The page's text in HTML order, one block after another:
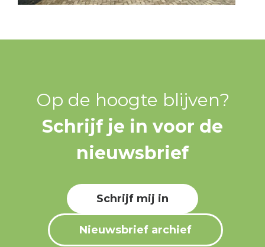
Op de hoogte blijven?
Schrijf je in voor de
nieuwsbrief
Schrijf mij in
Nieuwsbrief archief